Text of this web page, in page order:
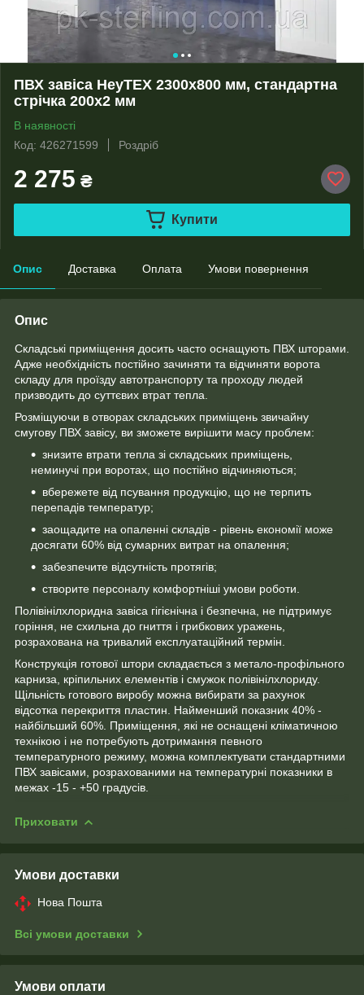
ПВХ завіса HeyTEX 2300х800 мм, стандартна
стрічка 200х2 мм
В наявності
Код: 426271599
Роздріб
2 275 ₴
Купити
Опис Доставка Оплата Умови повернення
Опис
Складські приміщення досить часто оснащують ПВХ шторами.
Адже необхідність постійно зачиняти та відчиняти ворота
складу для проїзду автотранспорту та проходу людей
призводить до суттєвих втрат тепла.
Розміщуючи в отворах складських приміщень звичайну
смугову ПВХ завісу, ви зможете вирішити масу проблем:
знизите втрати тепла зі складських приміщень,
неминучі при воротах, що постійно відчиняються;
вбережете від псування продукцію, що не терпить
перепадів температур;
заощадите на опаленні складів - рівень економії може
досягати 60% від сумарних витрат на опалення;
забезпечите відсутність протягів;
створите персоналу комфортніші умови роботи.
Полівінілхлоридна завіса гігієнічна і безпечна, не підтримує
горіння, не схильна до гниття і грибкових уражень,
розрахована на тривалий експлуатаційний термін.
Конструкція готової штори складається з метало-профільного
карниза, кріпильних елементів і смужок полівінілхлориду.
Щільність готового виробу можна вибирати за рахунок
відсотка перекриття пластин. Найменший показник 40% -
найбільший 60%. Приміщення, які не оснащені кліматичною
технікою і не потребують дотримання певного
температурного режиму, можна комплектувати стандартними
ПВХ завісами, розрахованими на температурні показники в
межах -15 - +50 градусів.
Приховати
Умови доставки
Нова Пошта
Всі умови доставки
Умови оплати